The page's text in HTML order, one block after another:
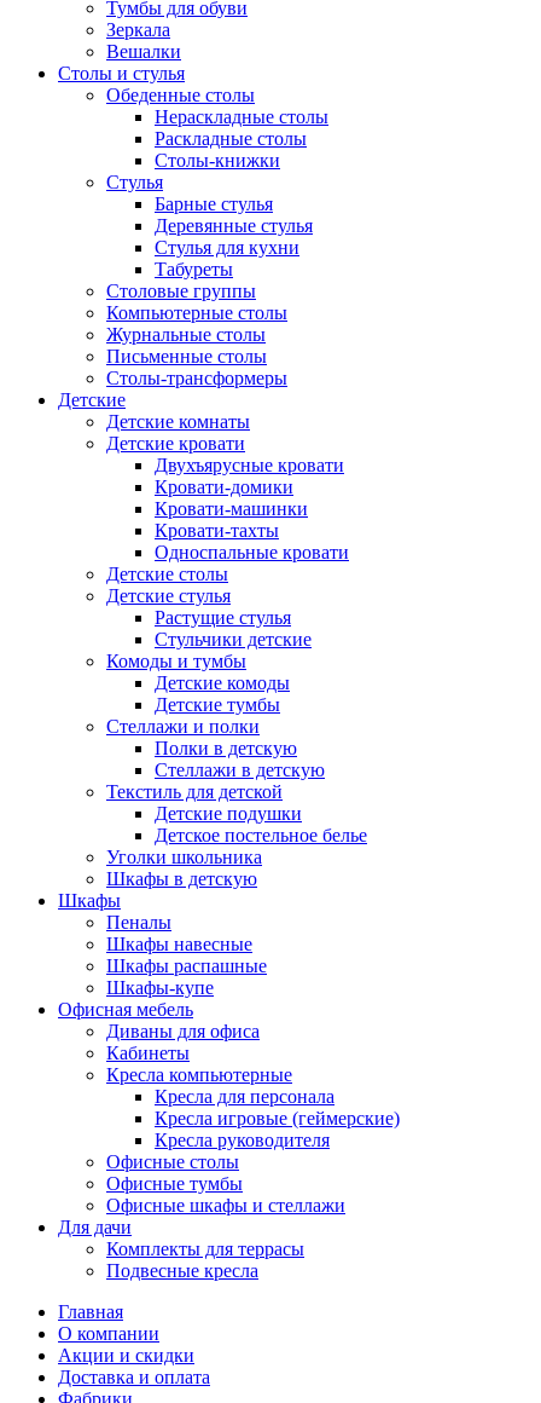
Тумбы для обуви
Зеркала
Вешалки
Столы и стулья
Обеденные столы
Нераскладные столы
Раскладные столы
Столы-книжки
Стулья
Барные стулья
Деревянные стулья
Стулья для кухни
Табуреты
Столовые группы
Компьютерные столы
Журнальные столы
Письменные столы
Столы-трансформеры
Детские
Детские комнаты
Детские кровати
Двухъярусные кровати
Кровати-домики
Кровати-машинки
Кровати-тахты
Односпальные кровати
Детские столы
Детские стулья
Растущие стулья
Стульчики детские
Комоды и тумбы
Детские комоды
Детские тумбы
Стеллажи и полки
Полки в детскую
Стеллажи в детскую
Текстиль для детской
Детские подушки
Детское постельное белье
Уголки школьника
Шкафы в детскую
Шкафы
Пеналы
Шкафы навесные
Шкафы распашные
Шкафы-купе
Офисная мебель
Диваны для офиса
Кабинеты
Кресла компьютерные
Кресла для персонала
Кресла игровые (геймерские)
Кресла руководителя
Офисные столы
Офисные тумбы
Офисные шкафы и стеллажи
Для дачи
Комплекты для террасы
Подвесные кресла
Главная
О компании
Акции и скидки
Доставка и оплата